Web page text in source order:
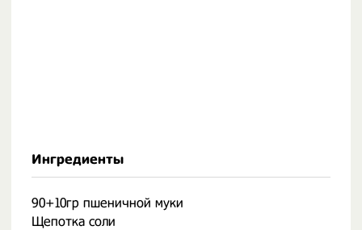
Ингредиенты
90+10гр пшеничной муки
Щепотка соли